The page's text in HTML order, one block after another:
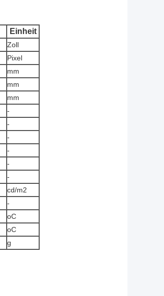
Einheit
Zoll
Pixel
mm
mm
mm
-
-
-
-
-
-
cd/m2
-
oC
oC
g